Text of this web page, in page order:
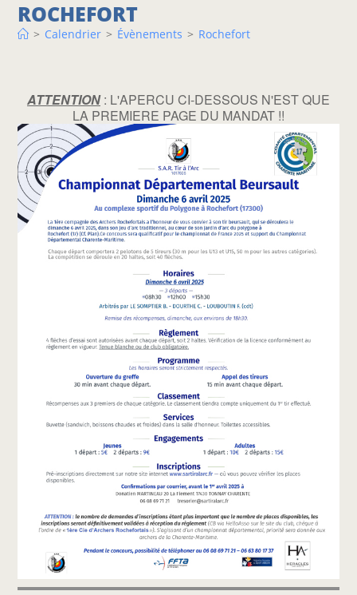
ROCHEFORT
> Calendrier > Évènements > Rochefort
ATTENTION: L'APERCU CI-DESSOUS N'EST QUE
LA PREMIERE PAGE DU MANDAT !!